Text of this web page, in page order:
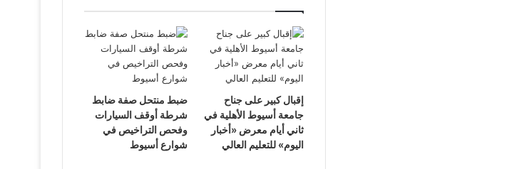
إقبال كبير على جناح
جامعة أسيوط الأهلية في
ثاني أيام معرض «أخبار
اليوم» للتعليم العالي
ضبط منتحل صفة ضابط
شرطة أوقف السيارات
وفحص التراخيص في
شوارع أسيوط